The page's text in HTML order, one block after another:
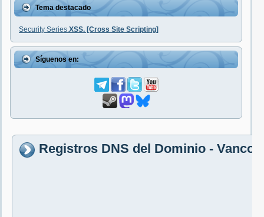
Tema destacado
Security Series.XSS. [Cross Site Scripting]
Síguenos en:
Registros DNS del Dominio -